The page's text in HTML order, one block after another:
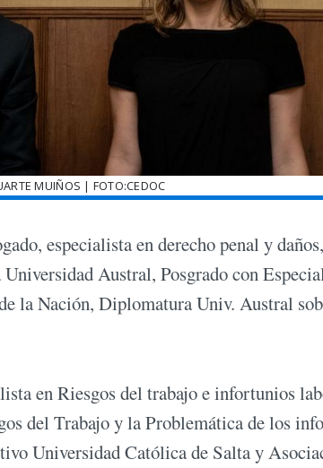
MUIÑOS | FOTO:CEDOC
especialista en derecho penal y
Austral, Posgrado con
la Nación, Diplomatura Univ. Austral
en Riesgos del trabajo e infortunios
del Trabajo y la Problemática de los
Universidad Católica de Salta y